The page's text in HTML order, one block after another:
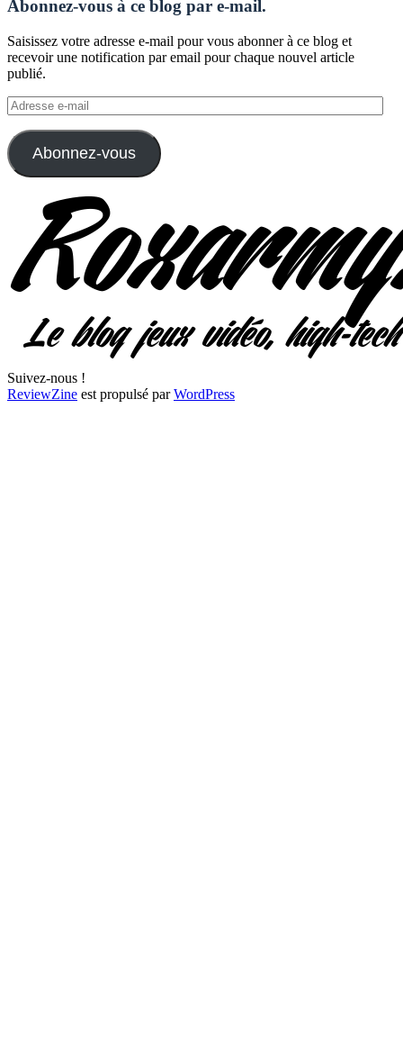
Abonnez-vous à ce blog par e-mail.
Saisissez votre adresse e-mail pour vous abonner à ce blog et
recevoir une notification par email pour chaque nouvel article
publié.
Adresse
e-
mail
Abonnez-vous
Suivez-nous !
ReviewZine est propulsé parWordPress